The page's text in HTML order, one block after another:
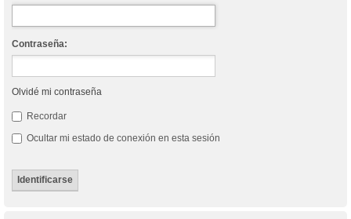
Contraseña:
Olvidé mi contraseña
Recordar
Ocultar mi estado de conexión en esta sesión